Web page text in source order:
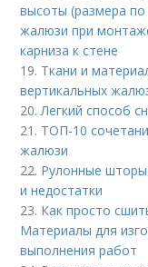
высоты (размера по
жалюзи при
карниза к стене
19. Ткани и
вертикальных
20. Легкий способ
21. ТОП-10
жалюзи
22. Рулонные шторы
и недостатки
23. Как просто
Материалы для
выполнения работ